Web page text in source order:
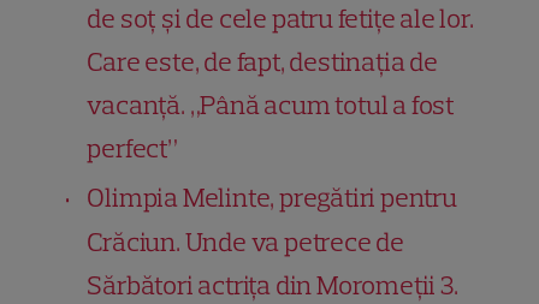
de soț și de cele patru fetițe ale lor.
Care este, de fapt, destinația de
vacanță. „Până acum totul a fost
perfect”
Olimpia Melinte, pregătiri pentru
Crăciun. Unde va petrece de
Sărbători actrița din Moromeții 3.